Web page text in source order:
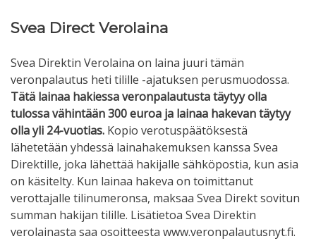
Svea Direct Verolaina
Svea Direktin Verolaina on laina juuri tämän
veronpalautus heti tilille -ajatuksen perusmuodossa.
Tätä lainaa hakiessa veronpalautusta täytyy olla
tulossa vähintään 300 euroa ja lainaa hakevan täytyy
olla yli 24-vuotias. Kopio verotuspäätöksestä
lähetetään yhdessä lainahakemuksen kanssa Svea
Direktille, joka lähettää hakijalle sähköpostia, kun asia
on käsitelty. Kun lainaa hakeva on toimittanut
verottajalle tilinumeronsa, maksaa Svea Direkt sovitun
summan hakijan tilille. Lisätietoa Svea Direktin
verolainasta saa osoitteesta www.veronpalautusnyt.fi.